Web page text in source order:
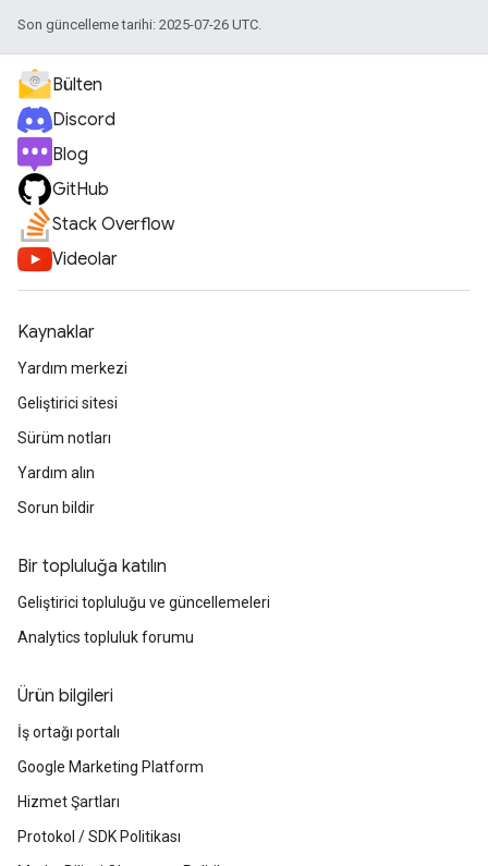
Son güncelleme tarihi: 2025-07-26 UTC.
Bülten
Discord
Blog
GitHub
Stack Overflow
Videolar
Kaynaklar
Yardım merkezi
Geliştirici sitesi
Sürüm notları
Yardım alın
Sorun bildir
Bir topluluğa katılın
Geliştirici topluluğu ve güncellemeleri
Analytics topluluk forumu
Ürün bilgileri
İş ortağı portalı
Google Marketing Platform
Hizmet Şartları
Protokol / SDK Politikası